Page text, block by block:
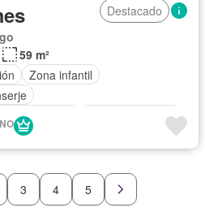
Destacado
59 m²
Zona infantil
Cocina equipada
integral
Alberca
Terraza
3 4 5